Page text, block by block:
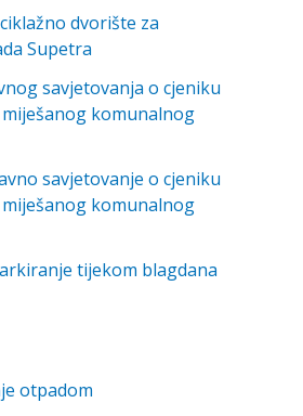
dvorište za
Supetra
savjetovanja o cjeniku
komunalnog
savjetovanje o cjeniku
komunalnog
tijekom blagdana
otpadom